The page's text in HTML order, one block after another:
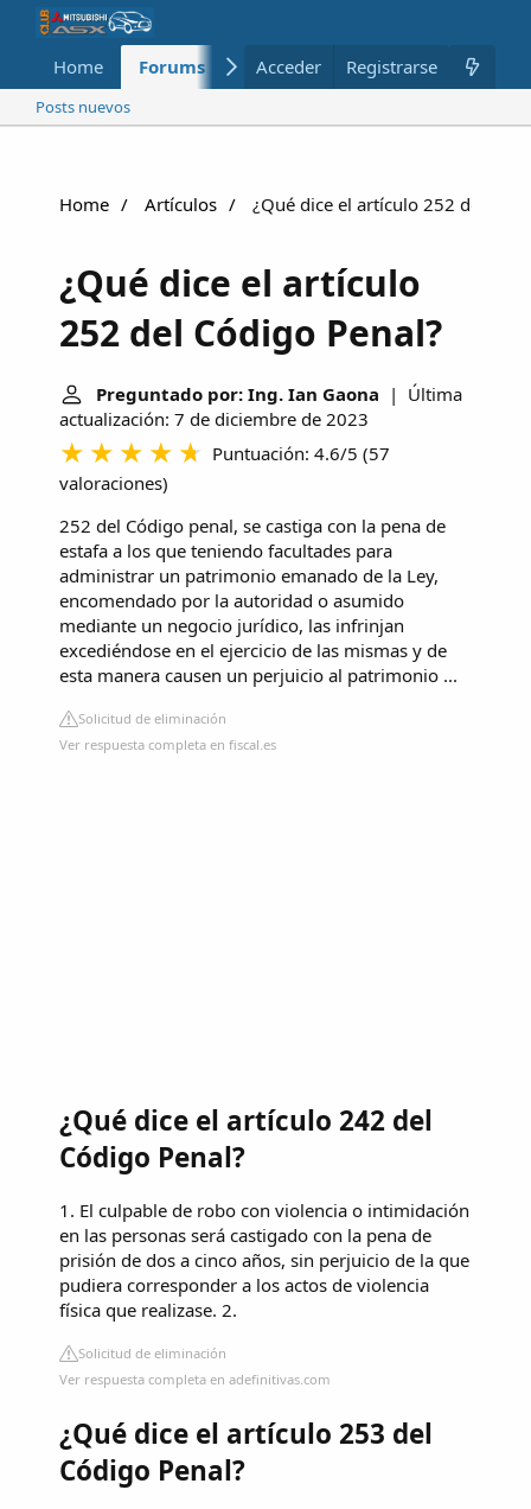
Home Forums Nuevo Miembros
Acceder Registrarse
Posts nuevos
Home Artículos ¿Qué dice el artículo 252 del
¿Qué dice el artículo
252 del Código Penal?
Preguntado por: Ing. Ian Gaona | Última
actualización: 7 de diciembre de 2023
Puntuación: 4.6/5 (57
valoraciones)
252 del Código penal, se castiga con la pena de
estafa a los que teniendo facultades para
administrar un patrimonio emanado de la Ley,
encomendado por la autoridad o asumido
mediante un negocio jurídico, las infrinjan
excediéndose en el ejercicio de las mismas y de
esta manera causen un perjuicio al patrimonio ...
Solicitud de eliminación
Ver respuesta completa en fiscal.es
¿Qué dice el artículo 242 del
Código Penal?
1. El culpable de robo con violencia o intimidación
en las personas será castigado con la pena de
prisión de dos a cinco años, sin perjuicio de la que
pudiera corresponder a los actos de violencia
física que realizase. 2.
Solicitud de eliminación
Ver respuesta completa en adefinitivas.com
¿Qué dice el artículo 253 del
Código Penal?